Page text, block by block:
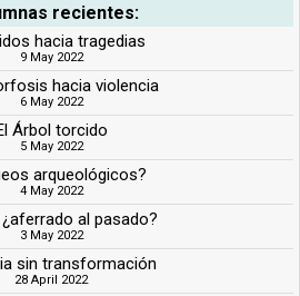
recientes:
hacia tragedias
9 May 2022
hacia violencia
6 May 2022
Árbol torcido
5 May 2022
arqueológicos?
4 May 2022
al pasado?
3 May 2022
sin transformación
28 April 2022